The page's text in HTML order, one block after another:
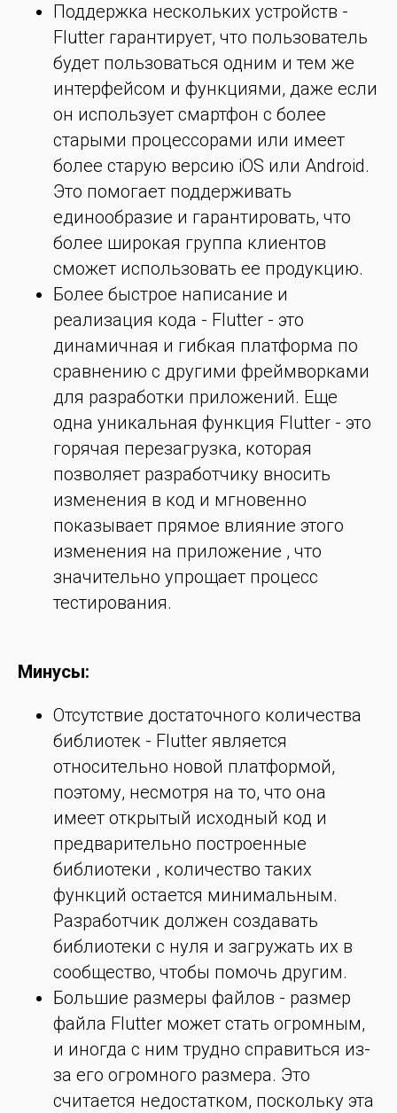
Поддержка нескольких устройств -
Flutter гарантирует, что пользователь
будет пользоваться одним и тем же
интерфейсом и функциями, даже если
он использует смартфон с более
старыми процессорами или имеет
более старую версию iOS или Android.
Это помогает поддерживать
единообразие и гарантировать, что
более широкая группа клиентов
сможет использовать ее продукцию.
Более быстрое написание и
реализация кода - Flutter - это
динамичная и гибкая платформа по
сравнению с другими фреймворками
для разработки приложений. Еще
одна уникальная функция Flutter - это
горячая перезагрузка, которая
позволяет разработчику вносить
изменения в код и мгновенно
показывает прямое влияние этого
изменения на приложение , что
значительно упрощает процесс
тестирования.
Минусы:
Отсутствие достаточного количества
библиотек - Flutter является
относительно новой платформой,
поэтому, несмотря на то, что она
имеет открытый исходный код и
предварительно построенные
библиотеки , количество таких
функций остается минимальным.
Разработчик должен создавать
библиотеки с нуля и загружать их в
сообщество, чтобы помочь другим.
Большие размеры файлов - размер
файла Flutter может стать огромным,
и иногда с ним трудно справиться из-
за его огромного размера. Это
считается недостатком, поскольку эта